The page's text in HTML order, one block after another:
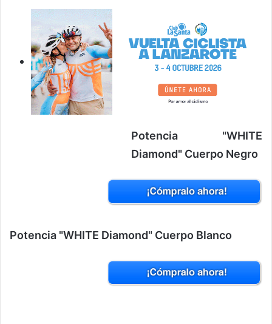
Potencia "WHITE
Diamond" Cuerpo Negro
Potencia "WHITE Diamond" Cuerpo Blanco